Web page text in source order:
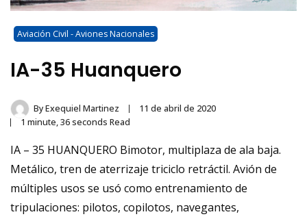
Aviación Civil - Aviones Nacionales
IA-35 Huanquero
ByExequiel Martinez
11 de abril de 2020
1 minute, 36 seconds Read
IA – 35 HUANQUERO Bimotor, multiplaza de ala baja.
Metálico, tren de aterrizaje triciclo retráctil. Avión de
múltiples usos se usó como entrenamiento de
tripulaciones: pilotos, copilotos, navegantes,